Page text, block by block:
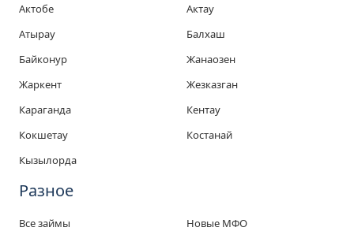
Актобе
Актау
Атырау
Балхаш
Байконур
Жанаозен
Жаркент
Жезказган
Караганда
Кентау
Кокшетау
Костанай
Кызылорда
Разное
Все займы
Новые МФО